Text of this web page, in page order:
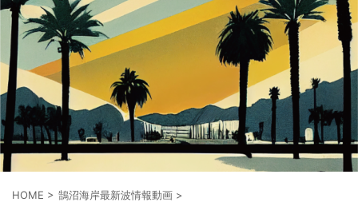
HOME > 鵠沼海岸最新波情報動画 >